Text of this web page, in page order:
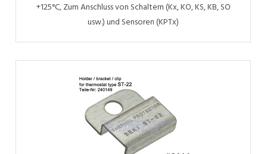
+125°C, Zum Anschluss von Schaltern (Kx, KO, KS, KB, SO
usw.) und Sensoren (KPTx)